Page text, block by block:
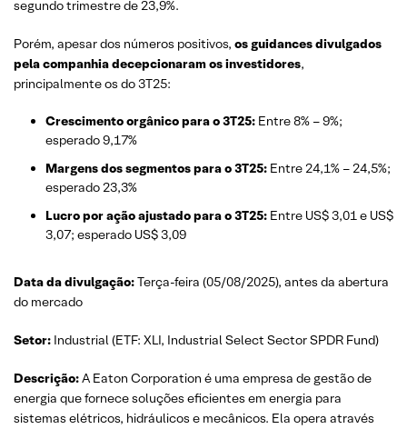
segundo trimestre de 23,9%.
Porém, apesar dos números positivos, os guidances divulgados
pela companhia decepcionaram os investidores,
principalmente os do 3T25:
Crescimento orgânico para o 3T25: Entre 8% – 9%;
esperado 9,17%
Margens dos segmentos para o 3T25: Entre 24,1% – 24,5%;
esperado 23,3%
Lucro por ação ajustado para o 3T25: Entre US$ 3,01 e US$
3,07; esperado US$ 3,09
Data da divulgação:Terça-feira (05/08/2025), antes da abertura
do mercado
Setor: Industrial (ETF: XLI, Industrial Select Sector SPDR Fund)
Descrição:A Eaton Corporation é uma empresa de gestão de
energia que fornece soluções eficientes em energia para
sistemas elétricos, hidráulicos e mecânicos. Ela opera através